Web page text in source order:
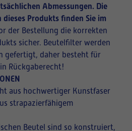
Abmessungen. Die
dieses Produkts finden Sie im
der Bestellung die korrekten
sicher. Beutelfilter werden
gefertigt, daher besteht für
Rückgaberecht!
aus hochwertiger Kunstfaser
strapazierfähigem
Beutel sind so konstruiert,